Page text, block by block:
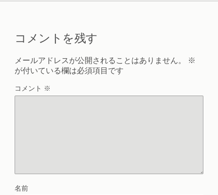
コメントを残す
メールアドレスが公開されることはありません。
※
が付いている欄は必須項目です
コメント ※
名前